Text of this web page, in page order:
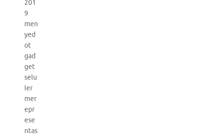
201
9
men
yed
ot
gad
get
selu
ler
mer
epr
ese
ntas